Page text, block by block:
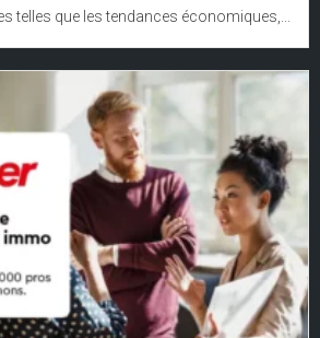
telles que les tendances économiques,...